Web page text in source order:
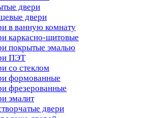
двери
двери
в ванную комнату
каркасно-щитовые
покрытые эмалью
ПЭТ
со стеклом
формованные
фрезерованные
эмалит
двери